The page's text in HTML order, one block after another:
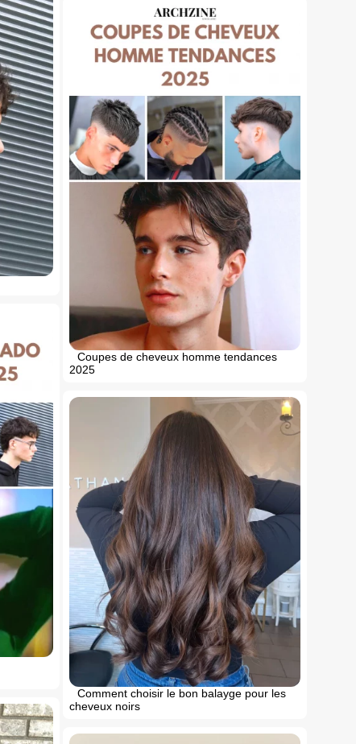
Coupes de cheveux homme tendances
2025
Comment choisir le bon balayge pour les
cheveux noirs